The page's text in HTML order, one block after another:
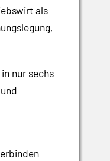
als
nur sechs